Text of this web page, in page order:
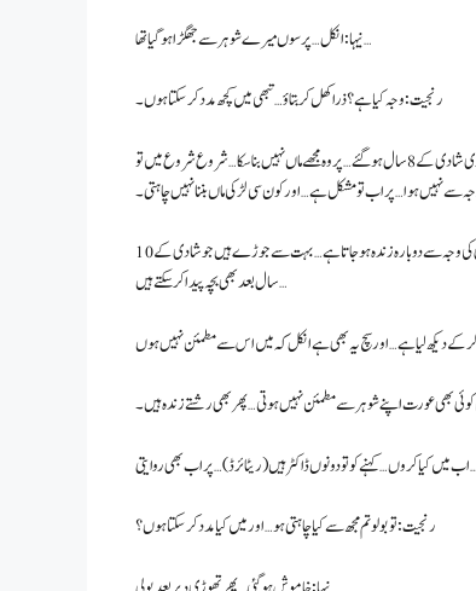
نیہا: انکل… پرسوں میرے شوہر سے جھگڑا ہو گیا تھا…
رنجیت: وجہ کیا ہے؟ ذرا کھل کر بتاؤ… تبھی میں کچھ مدد کر سکتا ہوں۔
نیہا: انکل… دراصل میرے شوہر کے سیمن میں سپرم (کیڑا) مرا ہوا ہے… جس سے کوئی بھی عورت ماں نہیں بن سکتی… ہماری شادی کے 8 سال ہو گئے… پر وہ مجھے ماں نہیں بنا سکا… شروع شروع میں تو
سے نہیں ہوا… پر اب تو مشکل ہے… اور کون سی لڑکی ماں بننا نہیں چاہتی۔
رنجیت: تو کسی ڈاکٹر کو کیوں نہیں دکھایا… کسی ایکسپرٹ سے… دیکھو… کبھی کبھی کیا ہوتا ہے کہ نطفہ مرا ہوا ہوتا ہے… پر دوائی کی وجہ سے دوبارہ زندہ ہو جاتا ہے… بہت سے جوڑے ہیں جو شادی کے 10
سال بعد بھی بچہ پیدا کر سکتے ہیں…
کوئی بھی عورت اپنے شوہر سے مطمئن نہیں ہوتی… پھر بھی رشتے زندہ ہیں۔
رنجیت: تو بولو تم مجھ سے کیا چاہتی ہو… اور میں کیا مدد کر سکتا ہوں؟